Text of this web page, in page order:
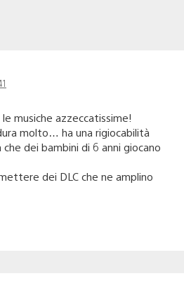
musiche azzeccatissime!
molto… ha una rigiocabilità
dei bambini di 6 anni giocano
dei DLC che ne amplino